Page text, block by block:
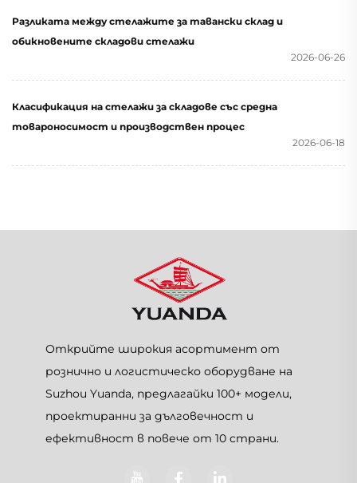
Разликата между стелажите за тавански склад и
обикновените складови стелажи
2026-06-26
Класификация на стелажи за складове със средна
товароносимост и производствен процес
2026-06-18
Открийте широкия асортимент от
рознично и логистическо оборудване на
Suzhou Yuanda, предлагайки 100+ модели,
проектиранни за дълговечност и
ефективност в повече от 10 страни.